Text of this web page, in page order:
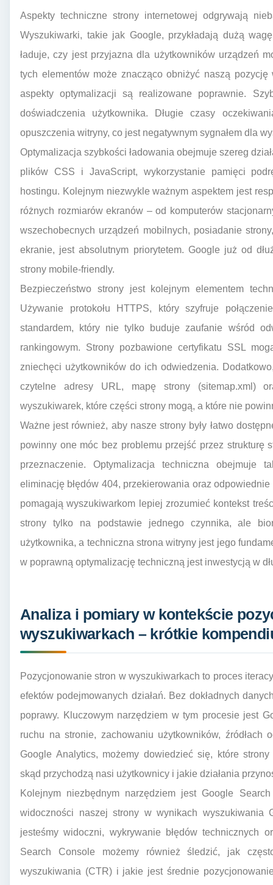
Aspekty techniczne strony internetowej odgrywają
Wyszukiwarki, takie jak Google, przykładają dużą
ładuje, czy jest przyjazna dla użytkowników urządzeń
tych elementów może znacząco obniżyć naszą
aspekty optymalizacji są realizowane poprawnie.
doświadczenia użytkownika. Długie czasy
opuszczenia witryny, co jest negatywnym sygnałem dla
Optymalizacja szybkości ładowania obejmuje szereg
plików CSS i JavaScript, wykorzystanie pamięci
hostingu. Kolejnym niezwykle ważnym aspektem jest
różnych rozmiarów ekranów – od komputerów
wszechobecnych urządzeń mobilnych, posiadanie
ekranie, jest absolutnym priorytetem. Google już od
strony mobile-friendly.
Bezpieczeństwo strony jest kolejnym elementem
Używanie protokołu HTTPS, który szyfruje
standardem, który nie tylko buduje zaufanie wśród
rankingowym. Strony pozbawione certyfikatu SSL
zniechęci użytkowników do ich odwiedzenia.
czytelne adresy URL, mapę strony (sitemap.xml)
wyszukiwarek, które części strony mogą, a które nie
Ważne jest również, aby nasze strony były łatwo
powinny one móc bez problemu przejść przez strukturę
przeznaczenie. Optymalizacja techniczna obejmuje
eliminację błędów 404, przekierowania oraz
pomagają wyszukiwarkom lepiej zrozumieć kontekst
strony tylko na podstawie jednego czynnika, ale
użytkownika, a techniczna strona witryny jest jego
w poprawną optymalizację techniczną jest inwestycją w
Analiza i pomiary w kontekście
wyszukiwarkach – krótkie
Pozycjonowanie stron w wyszukiwarkach to proces
efektów podejmowanych działań. Bez dokładnych
poprawy. Kluczowym narzędziem w tym procesie jest
ruchu na stronie, zachowaniu użytkowników,
Google Analytics, możemy dowiedzieć się, które
skąd przychodzą nasi użytkownicy i jakie działania
Kolejnym niezbędnym narzędziem jest Google
widoczności naszej strony w wynikach wyszukiwania
jesteśmy widoczni, wykrywanie błędów technicznych
Search Console możemy również śledzić, jak
wyszukiwania (CTR) i jakie jest średnie